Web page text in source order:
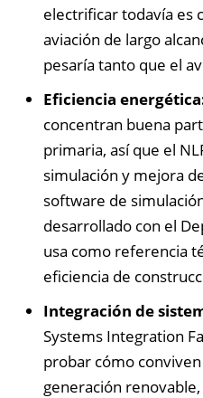
electrificar todavía es
aviación de largo
pesaría tanto que el
Eficiencia
concentran buena
primaria, así que el
simulación y mejora
software de
desarrollado con el
usa como referencia
eficiencia de
Integración de
Systems Integration
probar cómo
generación